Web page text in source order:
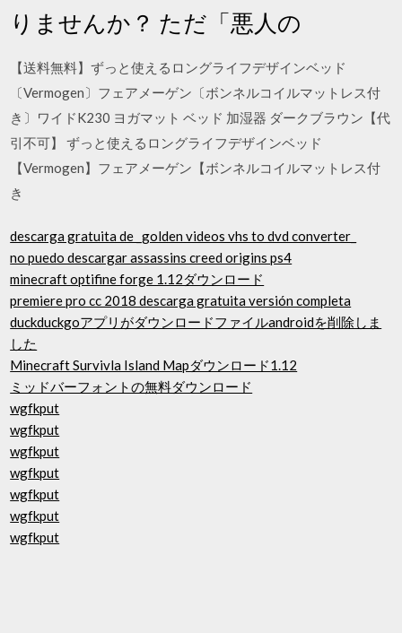
りませんか？ ただ「悪人の
【送料無料】ずっと使えるロングライフデザインベッド
〔Vermogen〕フェアメーゲン〔ボンネルコイルマットレス付
き〕ワイドK230 ヨガマット ベッド 加湿器 ダークブラウン【代
引不可】 ずっと使えるロングライフデザインベッド
【Vermogen】フェアメーゲン【ボンネルコイルマットレス付
き
descarga gratuita de _golden videos vhs to dvd converter_
no puedo descargar assassins creed origins ps4
minecraft optifine forge 1.12ダウンロード
premiere pro cc 2018 descarga gratuita versión completa
duckduckgoアプリがダウンロードファイルandroidを削除しま
した
Minecraft Survivla Island Mapダウンロード1.12
ミッドバーフォントの無料ダウンロード
wgfkput
wgfkput
wgfkput
wgfkput
wgfkput
wgfkput
wgfkput